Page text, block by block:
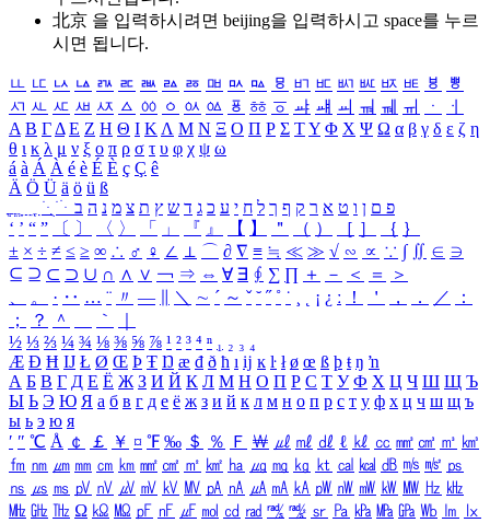
北京 을 입력하시려면 beijing을 입력하시고 space를 누르
시면 됩니다.
ㅥ ㅦ ㅧ ㅨ ㅩ ㅪ ㅫ ㅬ ㅭ ㅮ ㅯ ㅰ ㅱ ㅲ ㅳ ㅴ ㅵ ㅶ ㅷ ㅸ
ㅹ
ㅺ ㅻ ㅼ ㅽ ㅾ ㅿ ㆀ ㆁ ㆂ ㆃ ㆄ ㆅ ㆆ ㆇ ㆈ ㆉ ㆊ ㆋ ㆌ ㆍ
ㆎ
Α Β ΓΔ Ε Ζ Η Θ Ι ΚΛ Μ Ν Ξ Ο Π Ρ Σ ΤΥ Φ Χ Ψ Ω α β γ δ ε ζ η
θ ι κ λ μ ν ξ ο π ρ σ τ υ φ χ ψ ω
á à Á À é è É È ç Ç ê
Ä Ö Ü ä ö ü ß
ִֶֹ ֻּ ׁׂ פ ם ן ו ט א ר ק ף ך ל ח י ע כ ג ד ש ץ ת צ מ נ ה ב
‘ ’ “ ” 〔 〕 〈 〉 「 」 『 』 【 】 ＂ （ ） ［ ］ ｛ ｝
± × ÷ ≠ ≤ ≥ ∞ ∴ ♂ ♀ ∠ ⊥ ⌒ ∂ ∇ ≡ ≒ ≪ ≫ √ ∽ ∝ ∵ ∫ ∬ ∈ ∋
⊆ ⊇ ⊂ ⊃ ∪ ∩ ∧ ∨ ￢ ⇒ ⇔ ∀ ∃ ∮ ∑ ∏ ＋ － ＜ ＝
＞
、
。 · ‥ … ¨ 〃 ― ＼ ∼ ´ ～ ˇ ˘ ˝ ˚ ˙ ¸ ¡ ¿ ː ！ ＇ ， ． ／
：
；
？ ＾ ｀
½ ⅓ ⅔ ¼ ¾ ⅛ ⅜ ⅝ ⅞ ¹ ² ³ ⁴ ⁿ ₁ ₂ ₃ ₄
Æ Ð Ħ Ĳ Ł Ø Œ Þ Ŧ Ŋ æ đ ð ħ ı ĳ ĸ ŀ ł ø œ ß þ ŧ ŋ ŉ
А Б В Г Д Е Ё Ж З И Й К Л М Н О П Р С Т У Ф Х Ц Ч Ш Щ Ъ
Ы Ь Э Ю Я а б в г д е ё ж з и й к л м н о п р с т у ф х ц ч ш щ ъ
ы ь э ю я
′ ″ ℃ Å ￠ ￡ ￥ ¤ ℉ ‰ ＄ ％ Ｆ ￦ ㎕ ㎖ ㎗ ℓ ㎘ ㏄ ㎣ ㎤ ㎥ ㎦
㎙ ㎚ ㎛ ㎜ ㎝ ㎞ ㎟ ㎠ ㎡ ㎢ ㏊ ㎍ ㎎ ㎏ ㏏ ㎈ ㎉ ㏈ ㎧ ㎨ ㎰
㎱ ㎲ ㎳ ㎴ ㎵ ㎶ ㎷ ㎸ ㎹ ㎀ ㎁ ㎂ ㎃ ㎄ ㎺ ㎻ ㎽ ㎾ ㎿ ㎐ ㎑
㎒ ㎓ ㎔ Ω ㏀ ㏁ ㎊ ㎋ ㎌ ㏖ ㏅ ㎭ ㎮ ㎯ ㏛ ㎩ ㎪ ㎫ ㎬ ㏝ ㏐
㏓